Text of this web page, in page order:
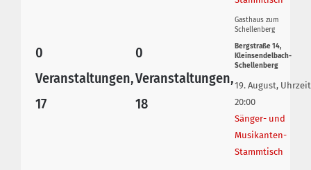
0
Veranstaltungen,
17
0
Veranstaltungen,
18
Gasthaus zum
Schellenberg
Bergstraße 14,
Kleinsendelbach-
Schellenberg
19. August,
20:00
Sänger- und
Musikanten-
Stammtisch